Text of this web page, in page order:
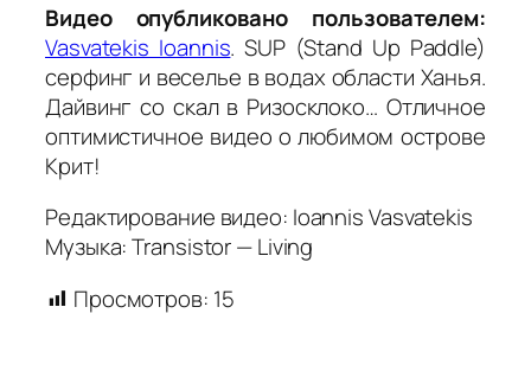
Видео опубликовано пользователем:
Vasvatekis Ioannis. SUP (Stand Up Paddle)
серфинг и веселье в водах области Ханья.
Дайвинг со скал в Ризосклоко… Отличное
оптимистичное видео о любимом острове
Крит!
Редактирование видео: Ioannis Vasvatekis
Музыка: Transistor — Living
Просмотров: 15